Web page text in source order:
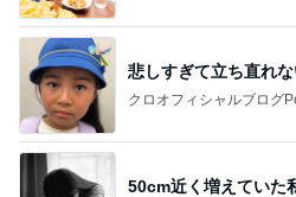
悲しすぎて立ち直れな
クロオフィシャルブログ
50cm近く増えていた